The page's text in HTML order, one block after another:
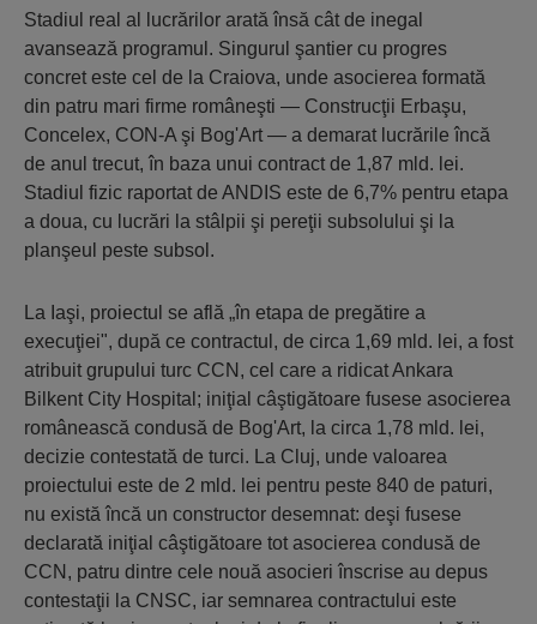
Stadiul real al lucrărilor arată însă cât de inegal
avansează programul. Singurul şantier cu progres
concret este cel de la Craiova, unde asocierea formată
din patru mari firme româneşti — Construcţii Erbaşu,
Concelex, CON-A şi Bog'Art — a demarat lucrările încă
de anul trecut, în baza unui contract de 1,87 mld. lei.
Stadiul fizic raportat de ANDIS este de 6,7% pentru etapa
a doua, cu lucrări la stâlpii şi pereţii subsolului şi la
planşeul peste subsol.
La Iaşi, proiectul se află „în etapa de pregătire a
execuţiei", după ce contractul, de circa 1,69 mld. lei, a fost
atribuit grupului turc CCN, cel care a ridicat Ankara
Bilkent City Hospital; iniţial câştigătoare fusese asocierea
românească condusă de Bog'Art, la circa 1,78 mld. lei,
decizie contestată de turci. La Cluj, unde valoarea
proiectului este de 2 mld. lei pentru peste 840 de paturi,
nu există încă un constructor desemnat: deşi fusese
declarată iniţial câştigătoare tot asocierea condusă de
CCN, patru dintre cele nouă asocieri înscrise au depus
contestaţii la CNSC, iar semnarea contractului este